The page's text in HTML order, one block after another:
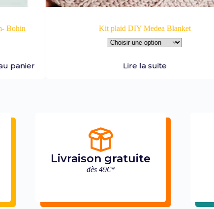
Kit plaid DIY Medea Blanket
Lire la suite
Aiguilles à
Livraison gratuite
dès 49€*